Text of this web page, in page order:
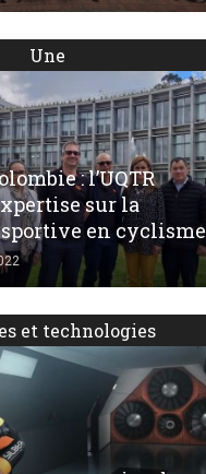
Une
: l’UQTR
sur la
en cyclisme
et technologies